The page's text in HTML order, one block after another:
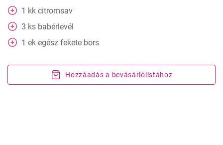
1 kk citromsav
3 ks babérlevél
1 ek egész fekete bors
Hozzáadás a bevásárlólistához